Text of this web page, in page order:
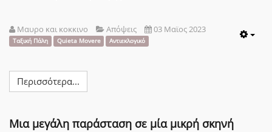
Μαυρο και κοκκινο Απόψεις 03 Μαϊος 2023
Ταξική Πάλη Quieta Movere Αντιεκλογικό
Περισσότερα...
Μια μεγάλη παράσταση σε μία μικρή σκηνή